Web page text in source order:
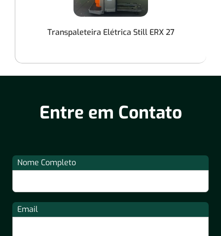
Transpaleteira Elétrica Still ERX 27
Entre em Contato
Nome Completo
Email